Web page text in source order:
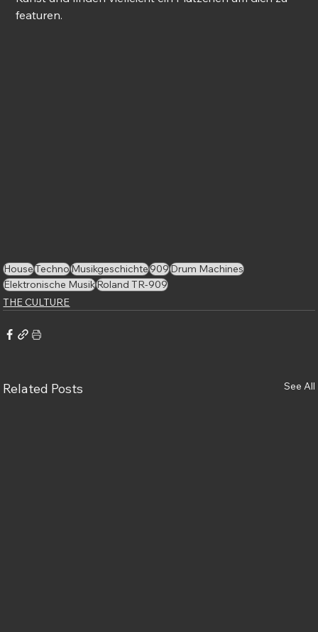
featuren.
HouseTechnoMusikgeschichte909Drum Machines
Elektronische MusikRoland TR-909
THE CULTURE
Related Posts See All